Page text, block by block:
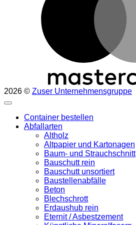
2026 © Zuser Unternehmensgruppe
Container bestellen
Abfallarten
Altholz
Altpapier und Kartonagen
Baum- und Strauchschnitt
Bauschutt rein
Bauschutt unsortiert
Baustellenabfälle
Beton
Blechschrott
Erdaushub rein
Eternit / Asbestzement